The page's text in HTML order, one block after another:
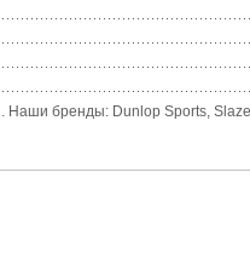
бренды: Dunlop Sports,